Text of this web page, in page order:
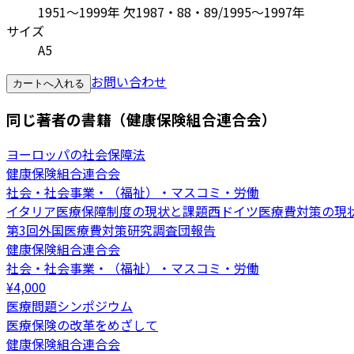
1951～1999年 欠1987・88・89/1995～1997年
サイズ
A5
カートへ入れる お問い合わせ
同じ著者の書籍（健康保険組合連合会）
ヨーロッパの社会保障法
健康保険組合連合会
社会・社会事業・（福祉）・マスコミ・労働
イタリア医療保障制度の現状と課題西ドイツ医療費対策の現
第3回外国医療費対策研究調査団報告
健康保険組合連合会
社会・社会事業・（福祉）・マスコミ・労働
¥4,000
医療問題シンポジウム
医療保険の改革をめざして
健康保険組合連合会